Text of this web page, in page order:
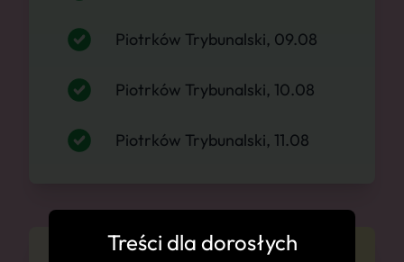
Piotrków Trybunalski, 09.08
Piotrków Trybunalski, 10.08
Piotrków Trybunalski, 11.08
Treści dla dorosłych